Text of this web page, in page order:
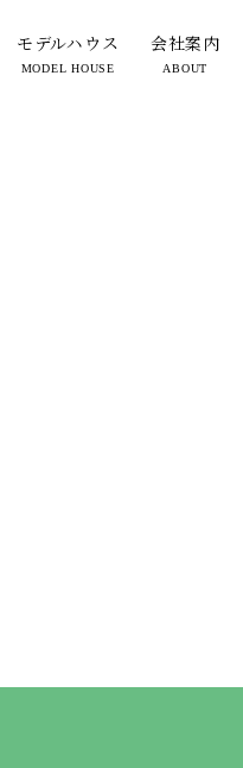
モデルハウス
MODEL HOUSE
会社案内
ABOUT